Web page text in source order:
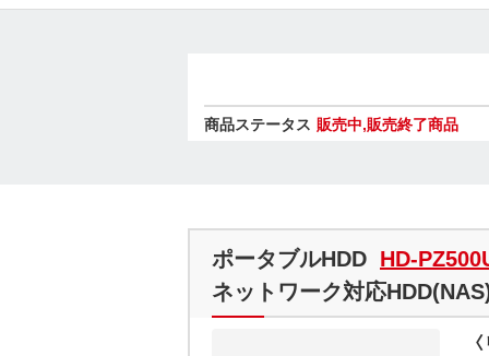
商品ステータス 販売中,販売終了商品
ポータブルHDD HD-
ネットワーク対応